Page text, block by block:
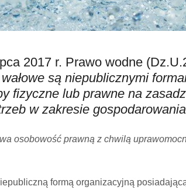
2017 r. Prawo wodne
są niepublicznymi
fizyczne lub prawne na
w zakresie
osobowość prawną z chwilą
formą organizacyjną